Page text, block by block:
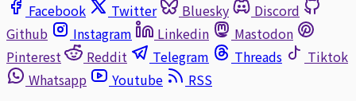
Facebook
Twitter Bluesky
Discord
Github
Instagram Linkedin
Mastodon
Pinterest
Reddit Telegram Threads
Tiktok
Whatsapp
Youtube
RSS